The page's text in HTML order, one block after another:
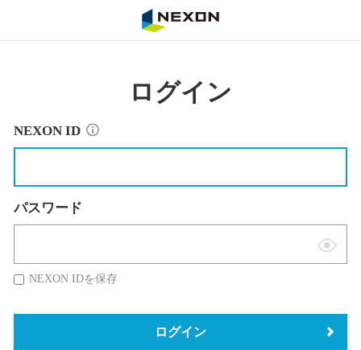
ログイン
NEXON ID
パスワード
表
替
NEXON IDを保存
ログイン